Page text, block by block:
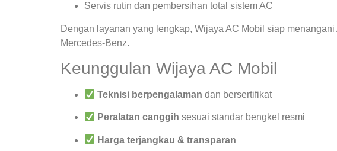
Servis rutin dan pembersihan total sistem AC
Dengan layanan yang lengkap, Wijaya AC Mobil siap
Mercedes-Benz.
Keunggulan Wijaya AC Mobil
Teknisi berpengalaman dan bersertifikat
Peralatan canggih sesuai standar bengkel resmi
Harga terjangkau & transparan